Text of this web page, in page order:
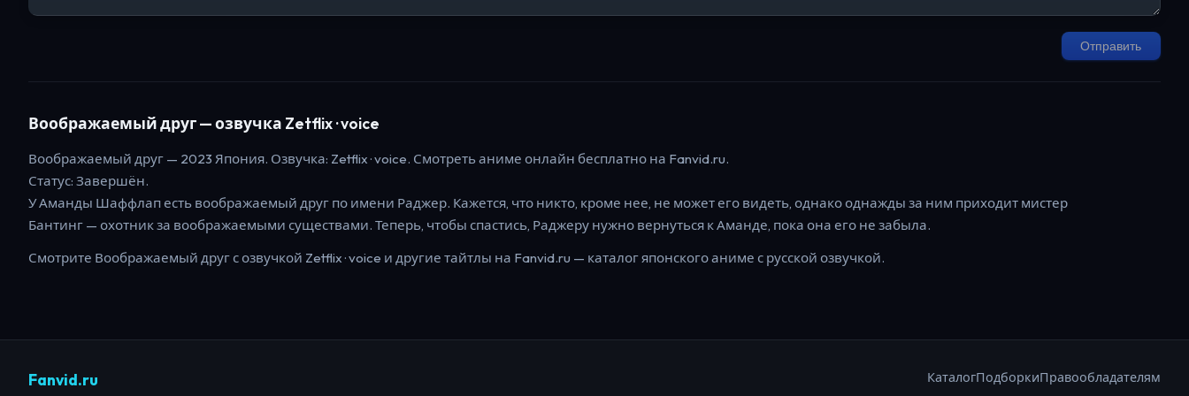
Отправить
Воображаемый друг— озвучка Zetflix · voice
Воображаемый друг — 2023 Япония. Озвучка: Zetflix · voice. Смотреть аниме онлайн бесплатно на Fanvid.ru.
Статус: Завершён.
У Аманды Шаффлап есть воображаемый друг по имени Раджер. Кажется, что никто, кроме нее, не может его видеть, однако однажды за ним приходит мистер
Бантинг — охотник за воображаемыми существами. Теперь, чтобы спастись, Раджеру нужно вернуться к Аманде, пока она его не забыла.
Смотрите Воображаемый друг с озвучкой Zetflix · voice и другие тайтлы на Fanvid.ru — каталог японского аниме с русской озвучкой.
Fanvid.ru КаталогПодборкиПравообладателям